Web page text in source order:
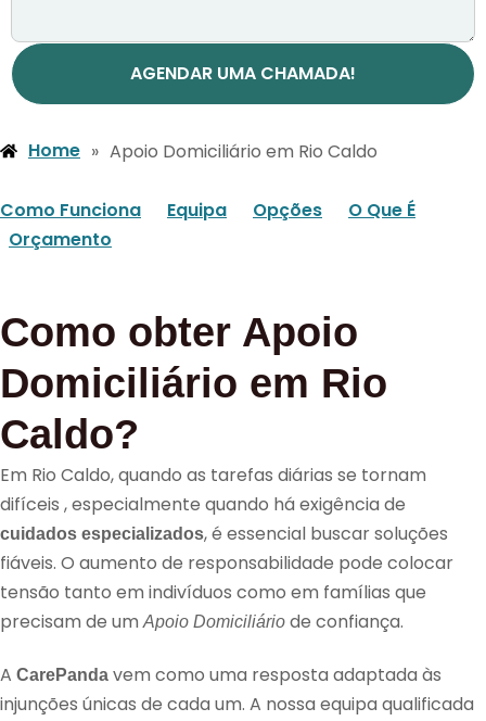
AGENDAR UMA CHAMADA!
Home » Apoio Domiciliário em Rio Caldo
Como Funciona Equipa Opções
O Que É
Orçamento
Como obter Apoio
Domiciliário em Rio
Caldo?
Em Rio Caldo, quando as tarefas diárias se tornam
difíceis , especialmente quando há exigência de
cuidados especializados, é essencial buscar soluções
fiáveis. O aumento de responsabilidade pode colocar
tensão tanto em indivíduos como em famílias que
precisam de umApoio Domiciliário de confiança.
A CarePanda vem como uma resposta adaptada às
injunções únicas de cada um. A nossa equipa qualificada